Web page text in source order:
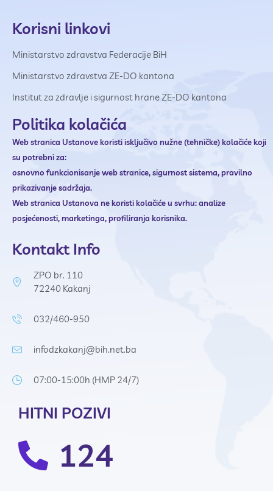
Korisni linkovi
Ministarstvo zdravstva Federacije BiH
Ministarstvo zdravstva ZE-DO kantona
Institut za zdravlje i sigurnost hrane ZE-DO kantona
Politika kolačića
Web stranica Ustanovekoristi isključivo nužne (tehničke) kolačiće koji
su potrebni za:
osnovno funkcionisanje web stranice,sigurnost sistema,pravilno
prikazivanje sadržaja.
Web stranica Ustanova nekoristi kolačiće u svrhu:analize
posjećenosti,marketinga,profiliranja korisnika.
Kontakt Info
ZPO br. 110
72240 Kakanj
032/460-950
infodzkakanj@bih.net.ba
07:00-15:00h (HMP 24/7)
HITNI POZIVI
124